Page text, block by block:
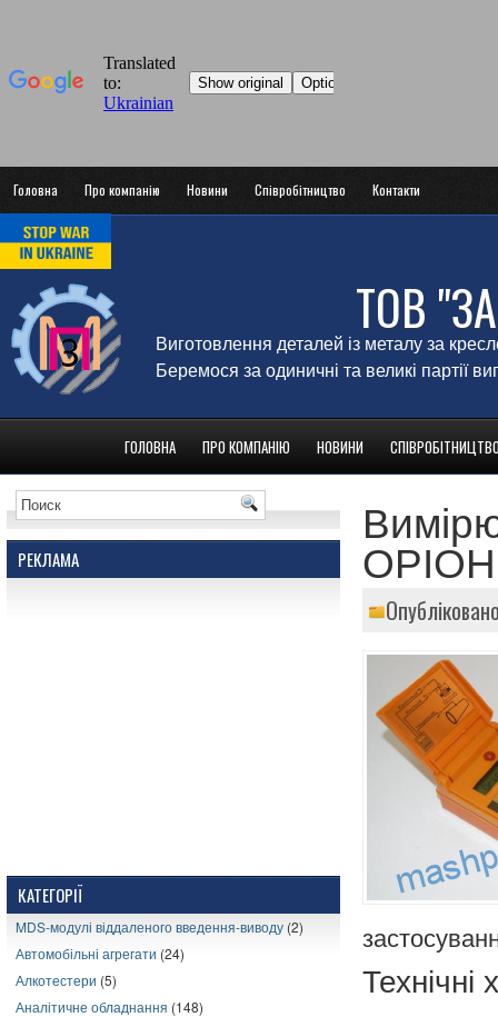
Головна Про компанію Новини Співробітництво Контакти
ТОВ
Виготовлення деталей із металу за
Беремося за одиничні та великі партії
ГОЛОВНА ПРО КОМПАНІЮ НОВИНИ
РЕКЛАМА
КАТЕГОРІЇ
MDS-модулі віддаленого введення-виводу (2)
Автомобільні агрегати (24)
Алкотестери (5)
Аналітичне обладнання (148)
ОРІОН